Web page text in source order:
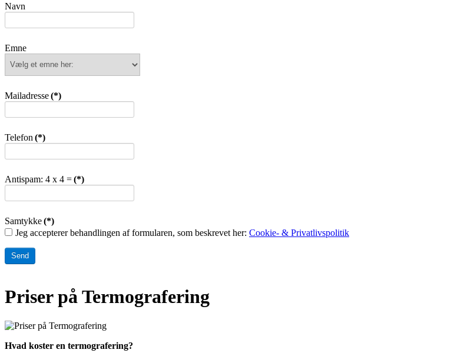
Navn
Emne
Mailadresse(*)
Telefon (*)
Antispam: 4 x 4 =(*)
Samtykke(*)
Jeg accepterer behandlingen af formularen, som beskrevet her: Cookie- & Privatlivspolitik
Send
Priser på Termografering
Hvad koster en termografering?